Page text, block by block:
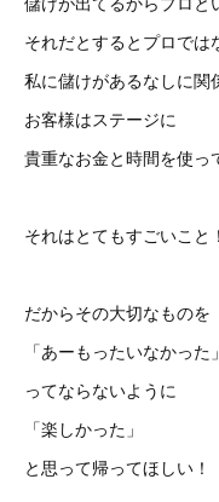
それだとするとプロでは
私に儲けがあるなしに関
お客様はステージに
貴重なお金と時間を使っ
それはとてもすごいこと
だからその大切なものを
「あーもったいなかった」
ってならないように
「楽しかった」
と思って帰ってほしい！